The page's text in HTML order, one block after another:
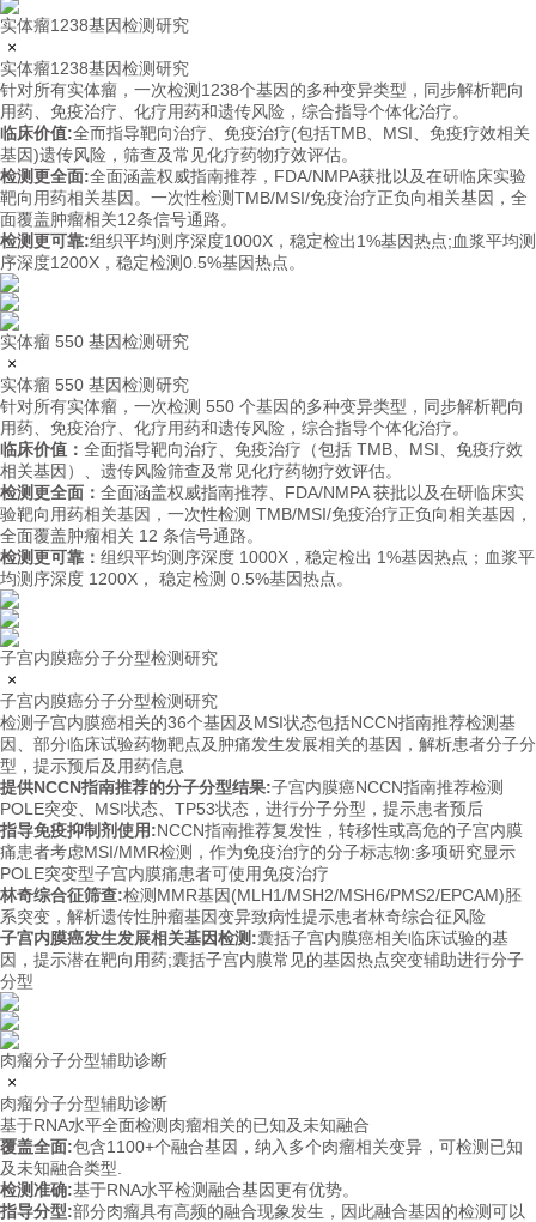
实体瘤1238基因检测研究
×
实体瘤1238基因检测研究
针对所有实体瘤，一次检测1238个基因的多种变异类型，同步解析靶向
用药、免疫治疗、化疗用药和遗传风险，综合指导个体化治疗。
临床价值:全而指导靶向治疗、免疫治疗(包括TMB、MSI、免疫疗效相关
基因)遗传风险，筛查及常见化疗药物疗效评估。
检测更全面:全面涵盖权威指南推荐，FDA/NMPA获批以及在研临床实验
靶向用药相关基因。一次性检测TMB/MSI/免疫治疗正负向相关基因，全
面覆盖肿瘤相关12条信号通路。
检测更可靠:组织平均测序深度1000X，稳定检出1%基因热点;血浆平均测
序深度1200X，稳定检测0.5%基因热点。
实体瘤 550 基因检测研究
×
实体瘤 550 基因检测研究
针对所有实体瘤，一次检测 550 个基因的多种变异类型，同步解析靶向
用药、免疫治疗、化疗用药和遗传风险，综合指导个体化治疗。
临床价值： 全面指导靶向治疗、免疫治疗（包括 TMB、MSI、免疫疗效
相关基因）、遗传风险筛查及常见化疗药物疗效评估。
检测更全面： 全面涵盖权威指南推荐、FDA/NMPA 获批以及在研临床实
验靶向用药相关基因，一次性检测 TMB/MSI/免疫治疗正负向相关基因，
全面覆盖肿瘤相关 12 条信号通路。
检测更可靠： 组织平均测序深度 1000X，稳定检出 1%基因热点；血浆平
均测序深度 1200X， 稳定检测 0.5%基因热点。
子宫内膜癌分子分型检测研究
×
子宫内膜癌分子分型检测研究
检测子宫内膜癌相关的36个基因及MSI状态包括NCCN指南推荐检测基
因、部分临床试验药物靶点及肿痛发生发展相关的基因，解析患者分子分
型，提示预后及用药信息
提供NCCN指南推荐的分子分型结果:子宫内膜癌NCCN指南推荐检测
POLE突变、MSI状态、TP53状态，进行分子分型，提示患者预后
指导免疫抑制剂使用:NCCN指南推荐复发性，转移性或高危的子宫内膜
痛患者考虑MSI/MMR检测，作为免疫治疗的分子标志物:多项研究显示
POLE突变型子宫内膜痛患者可使用免疫治疗
林奇综合征筛查:检测MMR基因(MLH1/MSH2/MSH6/PMS2/EPCAM)胚
系突变，解析遗传性肿瘤基因变异致病性提示患者林奇综合征风险
子宫内膜癌发生发展相关基因检测:囊括子宫内膜癌相关临床试验的基
因，提示潜在靶向用药;囊括子宫内膜常见的基因热点突变辅助进行分子
分型
肉瘤分子分型辅助诊断
×
肉瘤分子分型辅助诊断
基于RNA水平全面检测肉瘤相关的已知及未知融合
覆盖全面:包含1100+个融合基因，纳入多个肉瘤相关变异，可检测已知
及未知融合类型.
检测准确:基于RNA水平检测融合基因更有优势。
指导分型:部分肉瘤具有高频的融合现象发生，因此融合基因的检测可以